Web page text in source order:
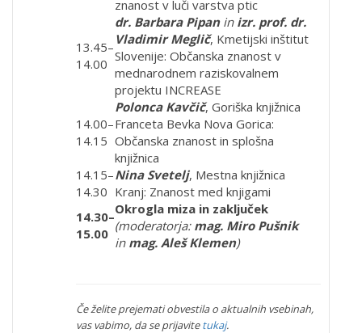
znanost v luči varstva ptic
13.45–
14.00
dr. Barbara Pipan in izr. prof. dr.
Vladimir Meglič, Kmetijski inštitut
Slovenije: Občanska znanost v
mednarodnem raziskovalnem
projektu INCREASE
14.00–
14.15
Polonca Kavčič, Goriška knjižnica
Franceta Bevka Nova Gorica:
Občanska znanost in splošna
knjižnica
14.15–
14.30
Nina Svetelj, Mestna knjižnica
Kranj: Znanost med knjigami
14.30–
15.00
Okrogla miza in zaključek
(moderatorja: mag. Miro Pušnik
in mag. Aleš Klemen)
Če želite prejemati obvestila o aktualnih vsebinah,
vas vabimo, da se prijavitetukaj.